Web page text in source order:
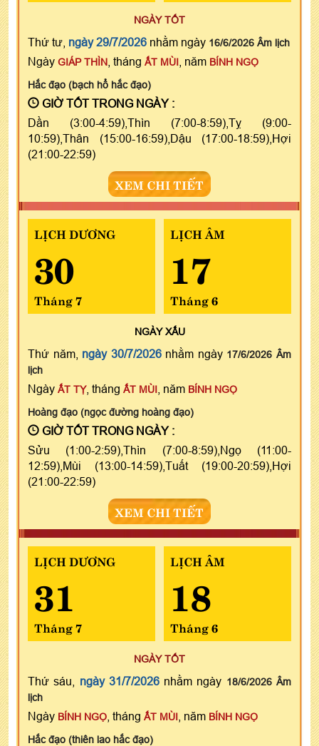
NGÀY TỐT
Thứ tư, ngày 29/7/2026 nhằm ngày 16/6/2026 Âm lịch
Ngày GIÁP THÌN , tháng ẤT MÙI , năm BÍNH NGỌ
Hắc đạo (bạch hổ hắc đạo)
GIỜ TỐT TRONG NGÀY :
Dần (3:00-4:59),Thìn (7:00-8:59),Tỵ (9:00-
10:59),Thân (15:00-16:59),Dậu (17:00-18:59),Hợi
(21:00-22:59)
XEM CHI TIẾT
LỊCH DƯƠNG
30
Tháng 7
LỊCH ÂM
17
Tháng 6
NGÀYXẤU
Thứ năm, ngày 30/7/2026nhằm ngày 17/6/2026 Âm
lịch
Ngày ẤT TỴ, tháng ẤT MÙI , năm BÍNH NGỌ
Hoàng đạo (ngọc đường hoàng đạo)
GIỜ TỐT TRONG NGÀY :
Sửu (1:00-2:59),Thìn (7:00-8:59),Ngọ (11:00-
12:59),Mùi (13:00-14:59),Tuất (19:00-20:59),Hợi
(21:00-22:59)
XEM CHI TIẾT
LỊCH DƯƠNG
31
Tháng 7
LỊCH ÂM
18
Tháng 6
NGÀY TỐT
Thứ sáu, ngày 31/7/2026nhằm ngày 18/6/2026 Âm
lịch
Ngày BÍNH NGỌ , tháng ẤT MÙI , năm BÍNH NGỌ
Hắc đạo (thiên lao hắc đạo)